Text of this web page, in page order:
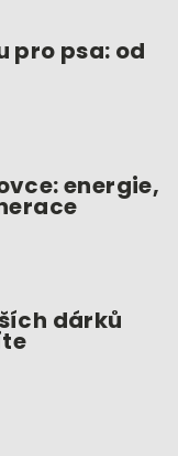
pro psa: od
energie,
dárků